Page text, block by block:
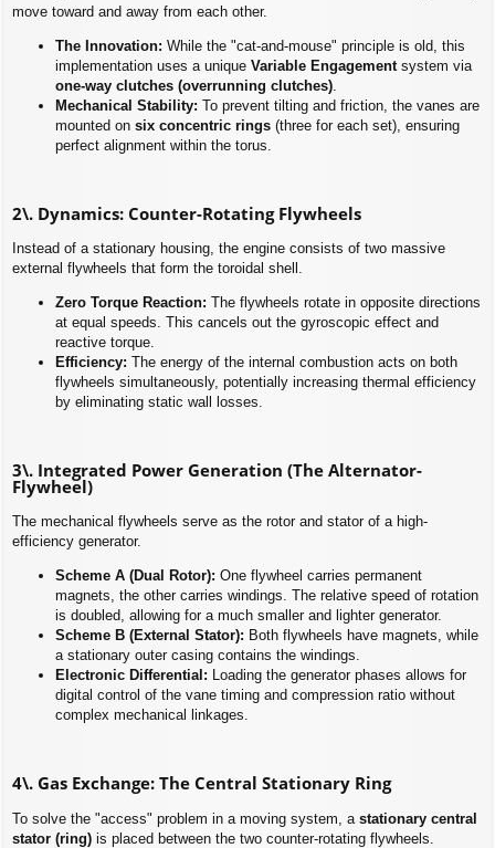
move toward and away from each other.
The Innovation: While the "cat-and-mouse" principle is old, this
implementation uses a unique Variable Engagementsystem via
one-way clutches (overrunning clutches).
Mechanical Stability: To prevent tilting and friction, the vanes are
mounted on six concentric rings (three for each set), ensuring
perfect alignment within the torus.
2\. Dynamics: Counter-Rotating Flywheels
Instead of a stationary housing, the engine consists of two massive
external flywheels that form the toroidal shell.
Zero Torque Reaction: The flywheels rotate in opposite directions
at equal speeds. This cancels out the gyroscopic effect and
reactive torque.
Efficiency: The energy of the internal combustion acts on both
flywheels simultaneously, potentially increasing thermal efficiency
by eliminating static wall losses.
3\. Integrated Power Generation (The Alternator-
Flywheel)
The mechanical flywheels serve as the rotor and stator of a high-
efficiency generator.
Scheme A (Dual Rotor): One flywheel carries permanent
magnets, the other carries windings. The relative speed of rotation
is doubled, allowing for a much smaller and lighter generator.
Scheme B (External Stator): Both flywheels have magnets, while
a stationary outer casing contains the windings.
Electronic Differential: Loading the generator phases allows for
digital control of the vane timing and compression ratio without
complex mechanical linkages.
4\. Gas Exchange: The Central Stationary Ring
To solve the "access" problem in a moving system, a stationary central
stator (ring) is placed between the two counter-rotating flywheels.